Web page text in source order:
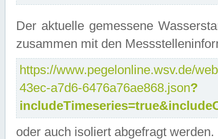
Der aktuelle gemessene
zusammen mit den
https://www.pegelonline.wsv.de/
43ec-a7d6-6476a76ae868.json?
oder auch isoliert abgefragt werden.